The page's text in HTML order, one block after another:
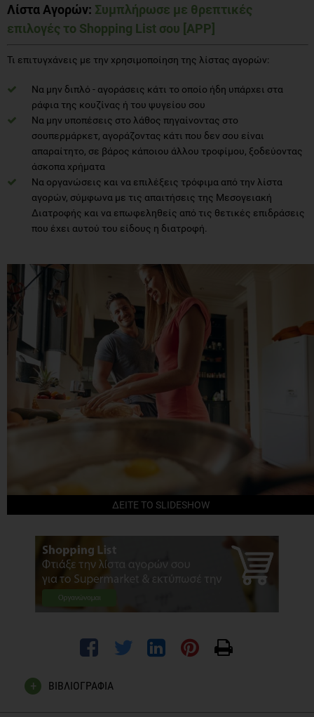
Λίστα Αγορών: Συμπλήρωσε με θρεπτικές
επιλογές το Shopping List σου [APP]
Τι επιτυγχάνεις με την χρησιμοποίηση της λίστας αγορών:
Να μην διπλό - αγοράσεις κάτι το οποίο ήδη υπάρχει στα
ράφια της κουζίνας ή του ψυγείου σου
Να μην υποπέσεις στο λάθος πηγαίνοντας στο
σουπερμάρκετ, αγοράζοντας κάτι που δεν σου είναι
απαραίτητο, σε βάρος κάποιου άλλου τροφίμου, ξοδεύοντας
άσκοπα χρήματα
Να οργανώσεις και να επιλέξεις τρόφιμα από την λίστα
αγορών, σύμφωνα με τις απαιτήσεις της Μεσογειακή
Διατροφής και να επωφεληθείς από τις θετικές επιδράσεις
που έχει αυτού του είδους η διατροφή.
ΔΕΙΤΕ ΤΟ SLIDESHOW
ΒΙΒΛΙΟΓΡΑΦΙΑ